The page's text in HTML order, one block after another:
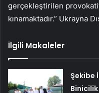
gerçekleştirilen
kınamaktadır.” Ukrayna
İlgili Makaleler
Şekibe